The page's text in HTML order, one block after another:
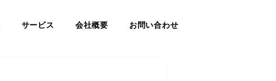
サービス 会社概要 お問い合わせ